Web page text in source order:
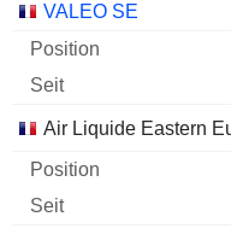
VALEO SE
Air Liquide Eastern